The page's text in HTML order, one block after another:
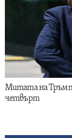
Митата на Тръмп
четвърт